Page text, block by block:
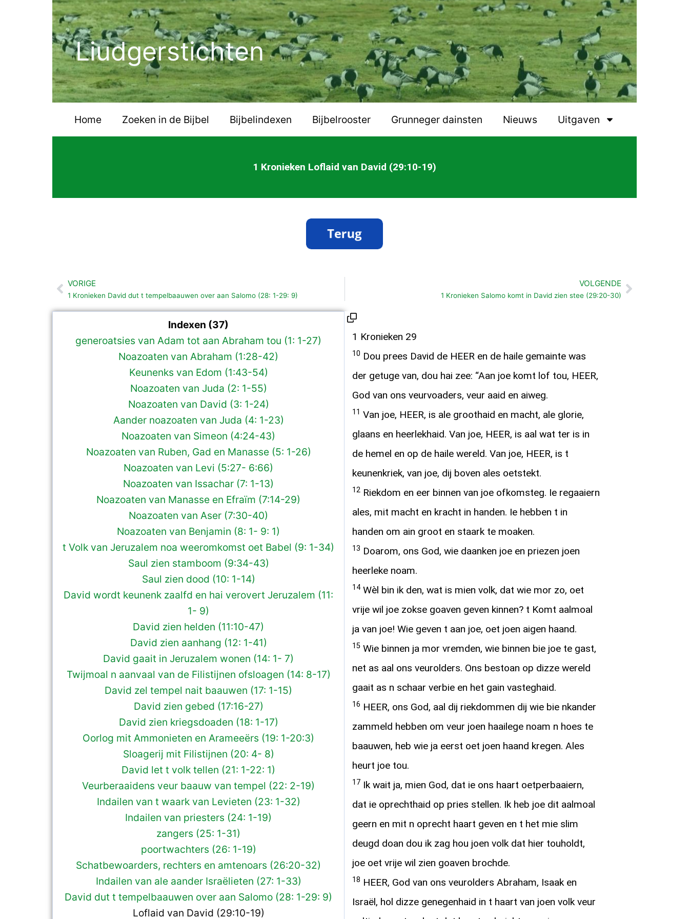
Liudgerstichten
Home Zoeken in de Bijbel Bijbelindexen Bijbelrooster Grunneger dainsten Nieuws Uitgaven
1 Kronieken Loflaid van David (29:10-19)
Vorige
VORIGE
1 Kronieken David dut t tempelbaauwen over aan Salomo (28: 1-29: 9)
VOLGENDE
1 Kronieken Salomo komt in David zien stee (29:20-30)Volgende
Indexen (37)
generoatsies van Adam tot aan Abraham tou (1: 1-27)
Noazoaten van Abraham (1:28-42)
Keunenks van Edom (1:43-54)
Noazoaten van Juda (2: 1-55)
Noazoaten van David (3: 1-24)
Aander noazoaten van Juda (4: 1-23)
Noazoaten van Simeon (4:24-43)
Noazoaten van Ruben, Gad en Manasse (5: 1-26)
Noazoaten van Levi (5:27- 6:66)
Noazoaten van Issachar (7: 1-13)
Noazoaten van Manasse en Efraïm (7:14-29)
Noazoaten van Aser (7:30-40)
Noazoaten van Benjamin (8: 1- 9: 1)
t Volk van Jeruzalem noa weeromkomst oet Babel (9: 1-34)
Saul zien stamboom (9:34-43)
Saul zien dood (10: 1-14)
David wordt keunenk zaalfd en hai verovert Jeruzalem (11:
1- 9)
David zien helden (11:10-47)
David zien aanhang (12: 1-41)
David gaait in Jeruzalem wonen (14: 1- 7)
Twijmoal n aanvaal van de Filistijnen ofsloagen (14: 8-17)
David zel tempel nait baauwen (17: 1-15)
David zien gebed (17:16-27)
David zien kriegsdoaden (18: 1-17)
Oorlog mit Ammonieten en Arameeërs (19: 1-20:3)
Sloagerij mit Filistijnen (20: 4- 8)
David let t volk tellen (21: 1-22: 1)
Veurberaaidens veur baauw van tempel (22: 2-19)
Indailen van t waark van Levieten (23: 1-32)
Indailen van priesters (24: 1-19)
zangers (25: 1-31)
poortwachters (26: 1-19)
Schatbewoarders, rechters en amtenoars (26:20-32)
Indailen van ale aander Israëlieten (27: 1-33)
David dut t tempelbaauwen over aan Salomo (28: 1-29: 9)
Loflaid van David (29:10-19)
1 Kronieken 29
10 Dou prees David de HEER en de haile gemainte was
der getuge van, dou hai zee: “Aan joe komt lof tou, HEER,
God van ons veurvoaders, veur aaid en aiweg.
11 Van joe, HEER, is ale groothaid en macht, ale glorie,
glaans en heerlekhaid. Van joe, HEER, is aal wat ter is in
de hemel en op de haile wereld. Van joe, HEER, is t
keunenkriek, van joe, dij boven ales oetstekt.
12 Riekdom en eer binnen van joe ofkomsteg. Ie regaaiern
ales, mit macht en kracht in handen. Ie hebben t in
handen om ain groot en staark te moaken.
13 Doarom, ons God, wie daanken joe en priezen joen
heerleke noam.
14 Wèl bin ik den, wat is mien volk, dat wie mor zo, oet
vrije wil joe zokse goaven geven kinnen? t Komt aalmoal
ja van joe! Wie geven t aan joe, oet joen aigen haand.
15 Wie binnen ja mor vremden, wie binnen bie joe te gast,
net as aal ons veurolders. Ons bestoan op dizze wereld
gaait as n schaar verbie en het gain vasteghaid.
16 HEER, ons God, aal dij riekdommen dij wie bie nkander
zammeld hebben om veur joen haailege noam n hoes te
baauwen, heb wie ja eerst oet joen haand kregen. Ales
heurt joe tou.
17 Ik wait ja, mien God, dat ie ons haart oetperbaaiern,
dat ie oprechthaid op pries stellen. Ik heb joe dit aalmoal
geern en mit n oprecht haart geven en t het mie slim
deugd doan dou ik zag hou joen volk dat hier touholdt,
joe oet vrije wil zien goaven brochde.
18 HEER, God van ons veurolders Abraham, Isaak en
Israël, hol dizze genegenhaid in t haart van joen volk veur